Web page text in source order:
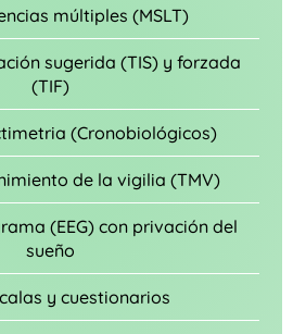
múltiples (MSLT)
sugerida (TIS) y forzada
(TIF)
(Cronobiológicos)
de la vigilia (TMV)
(EEG) con privación del
sueño
y cuestionarios